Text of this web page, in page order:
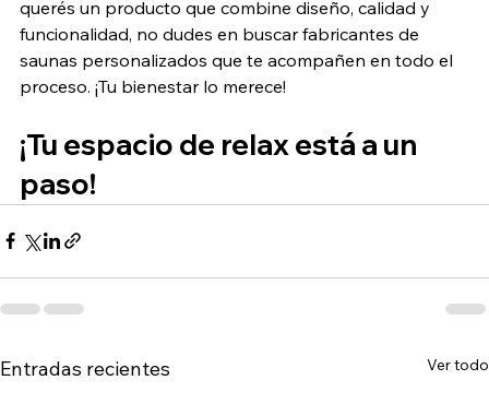
querés un producto que combine diseño, calidad y
funcionalidad, no dudes en buscar fabricantes de
saunas personalizados que te acompañen en todo el
proceso. ¡Tu bienestar lo merece!
¡Tu espacio de relax está a un
paso!
Entradas recientes Ver todo